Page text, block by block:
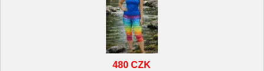
480 CZK